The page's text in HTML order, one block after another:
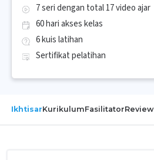
7 seri dengan total 17 video ajar
60 hari akses kelas
6 kuis latihan
Sertifikat pelatihan
IkhtisarKurikulumFasilitatorReview